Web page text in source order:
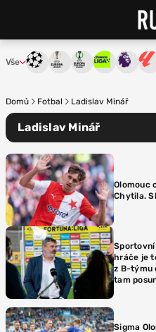
Vše Liga mistrůEvropská liga
Konferenční liga
Chance liga
Domů Fotbal Ladislav Minář
Ladislav Minář
Olomouc
Chytila.
Sportovní
hráče je
z B-týmu
tam
Sigma